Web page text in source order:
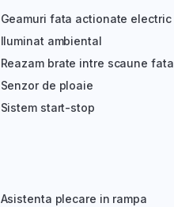
Geamuri fata actionate electric
Iluminat ambiental
Reazam brate intre scaune fata
Senzor de ploaie
Sistem start-stop
Asistenta plecare in rampa